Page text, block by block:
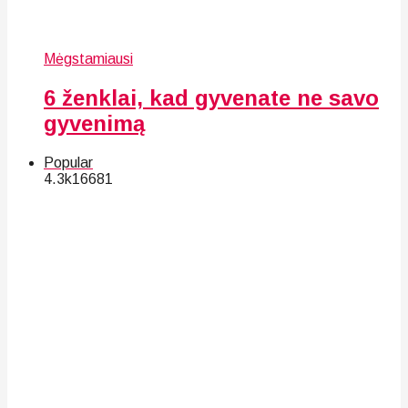
Mėgstamiausi
6 ženklai, kad gyvenate ne savo
gyvenimą
Popular
4.3k16681